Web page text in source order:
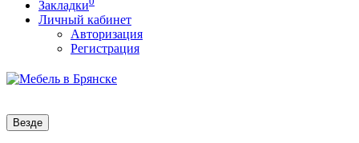
Закладки
Личный кабинет
Авторизация
Регистрация
Везде